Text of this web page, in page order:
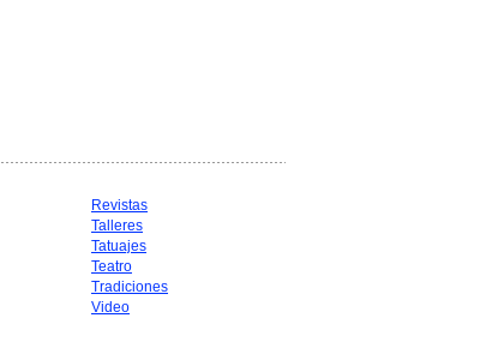
Revistas
Talleres
Tatuajes
Teatro
Tradiciones
Video